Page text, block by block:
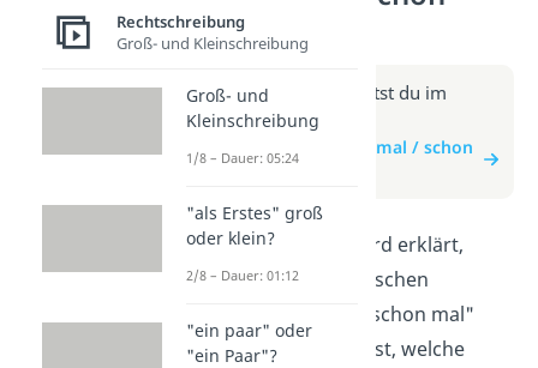
mal? (Video)
Weitere Infos erhältst du im
Beitrag zum Video
zum Beitrag: schonmal / schon
In diesem Video wird erklärt,
wann man im Deutschen
"schonmal" bzw. "schon mal"
schreibt. Du erfährst, welche
Rechtschreibung
Groß- und Kleinschreibung
Groß- und
Kleinschreibung
1/8 – Dauer: 05:24
"als Erstes" groß
oder klein?
2/8 – Dauer: 01:12
"ein paar" oder
"ein Paar"?